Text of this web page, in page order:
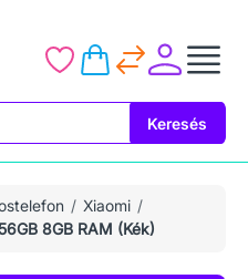
Keresés
Xiaomi
8GB RAM (Kék)